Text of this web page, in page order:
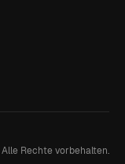
Alle Rechte vorbehalten.